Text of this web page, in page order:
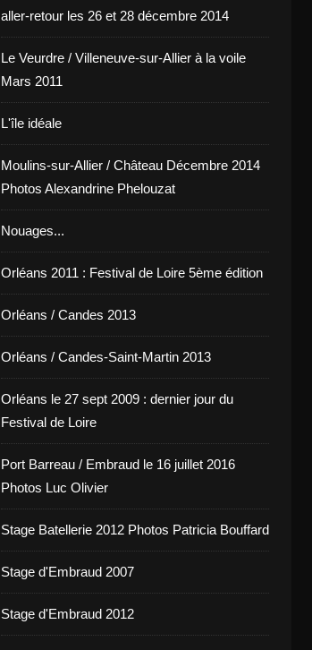
aller-retour les 26 et 28 décembre 2014
Le Veurdre / Villeneuve-sur-Allier à la voile
Mars 2011
L'île idéale
Moulins-sur-Allier / Château Décembre 2014
Photos Alexandrine Phelouzat
Nouages...
Orléans 2011 : Festival de Loire 5ème édition
Orléans / Candes 2013
Orléans / Candes-Saint-Martin 2013
Orléans le 27 sept 2009 : dernier jour du
Festival de Loire
Port Barreau / Embraud le 16 juillet 2016
Photos Luc Olivier
Stage Batellerie 2012 Photos Patricia Bouffard
Stage d'Embraud 2007
Stage d'Embraud 2012